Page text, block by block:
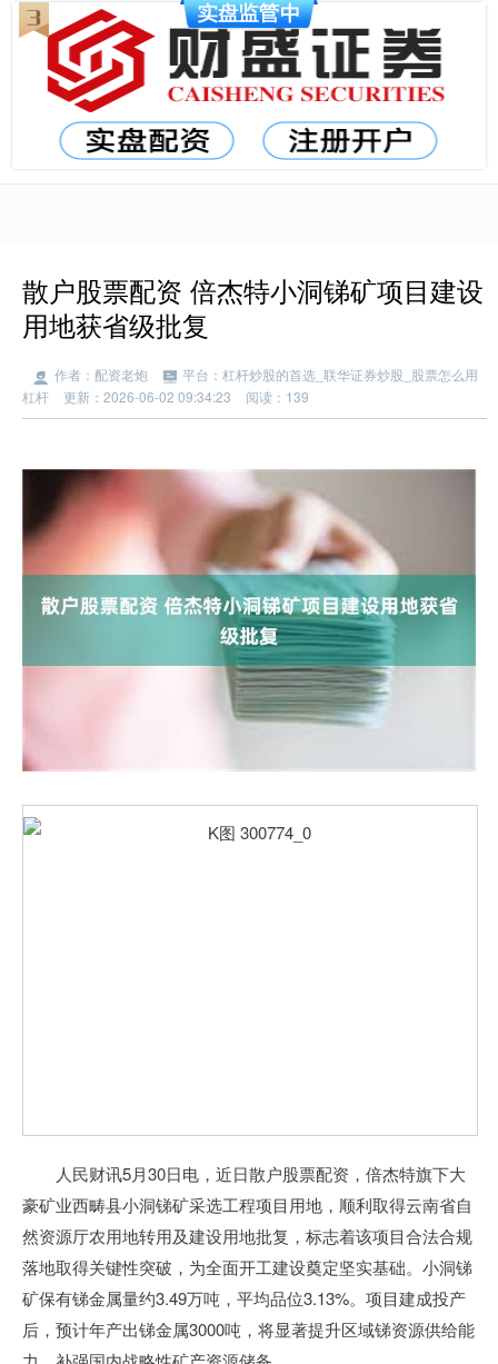
散户股票配资 倍杰特小洞锑矿项目建设
用地获省级批复
作者：配资老炮
平台：杠杆炒股的首选_联华证券炒股_股票怎么用
杠杆
更新：2026-06-02 09:34:23 阅读：139
人民财讯5月30日电，近日散户股票配资，倍杰特旗下大
豪矿业西畴县小洞锑矿采选工程项目用地，顺利取得云南省自
然资源厅农用地转用及建设用地批复，标志着该项目合法合规
落地取得关键性突破，为全面开工建设奠定坚实基础。小洞锑
矿保有锑金属量约3.49万吨，平均品位3.13%。项目建成投产
后，预计年产出锑金属3000吨，将显著提升区域锑资源供给能